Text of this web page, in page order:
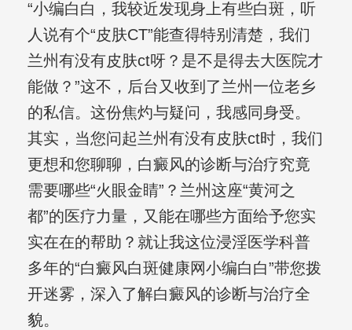
“小编白白，我较近发现身上有些白斑，听
人说有个“皮肤CT”能查得特别清楚，我们
兰州有没有皮肤ct呀？是不是得去大医院才
能做？”这不，后台又收到了兰州一位老乡
的私信。这份焦灼与疑问，我感同身受。
其实，当您问起兰州有没有皮肤ct时，我们
更想和您聊聊，白癜风的诊断与治疗究竟
需要哪些“火眼金睛”？兰州这座“黄河之
都”的医疗力量，又能在哪些方面给予您实
实在在的帮助？就让我这位浸淫医学科普
多年的“白癜风白斑健康网小编白白”带您拨
开迷雾，深入了解白癜风的诊断与治疗全
貌。